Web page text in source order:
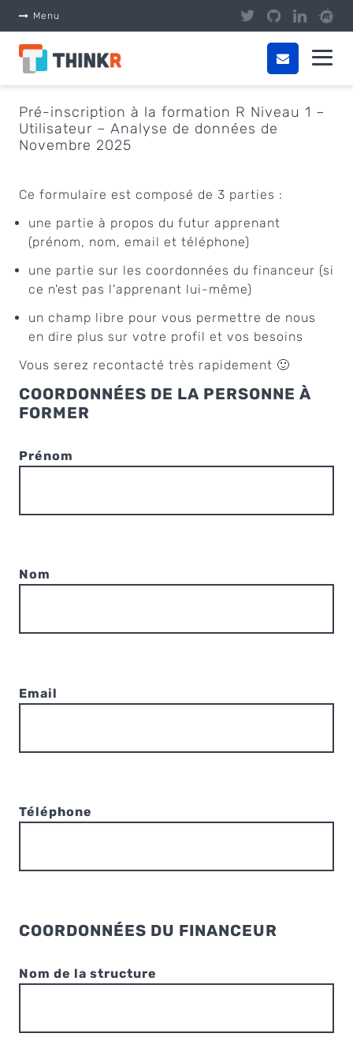
Menu
Pré-inscription à la formation R Niveau 1 –
Utilisateur – Analyse de données de
Novembre 2025
Ce formulaire est composé de 3 parties :
une partie à propos du futur apprenant
(prénom, nom, email et téléphone)
une partie sur les coordonnées du financeur (si
ce n'est pas l'apprenant lui-même)
un champ libre pour vous permettre de nous
en dire plus sur votre profil et vos besoins
Vous serez recontacté très rapidement 🙂
COORDONNÉES DE LA PERSONNE À
FORMER
Prénom
Nom
Email
Téléphone
COORDONNÉES DU FINANCEUR
Nom de la structure
Panneau de gestion des cookies